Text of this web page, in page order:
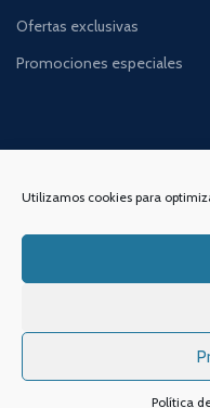
Utilizamos cookies para
Política
Ofertas exclusivas
Promociones especiales